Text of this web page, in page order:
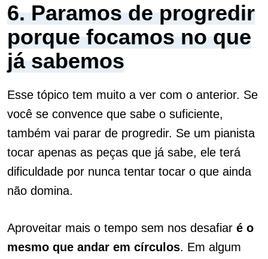
6. Paramos de progredir
porque focamos no que
já sabemos
Esse tópico tem muito a ver com o anterior. Se
você se convence que sabe o suficiente,
também vai parar de progredir. Se um pianista
tocar apenas as peças que já sabe, ele terá
dificuldade por nunca tentar tocar o que ainda
não domina.
Aproveitar mais o tempo sem nos desafiar é o
mesmo que andar em círculos. Em algum